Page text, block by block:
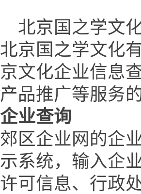
北京国之学文化
北京国之学文化
京文化企业信息
产品推广等服务
企业查询
郊区企业网的企
示系统，输入企
许可信息、行政